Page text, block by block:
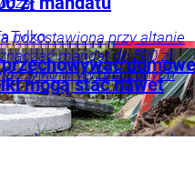
o.o. w imieniu
zlecenie jej
SIĘ
Tylko
pozostawiona przy altanie
mandat do 500 zł.
tylko w wyznaczonych
domowe
mogą stać nawet
być zapasem na wiele